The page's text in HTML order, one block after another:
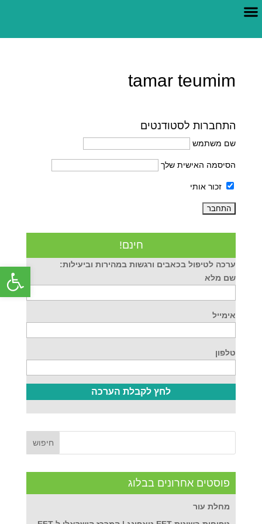
פתח
tamar teumim
התחברות לסטודנטים
שם משתמש
הסיסמה האישית שלך
זכור אותי
חינם!
ערכה לטיפול בכאבים ורגשות במהירות וביעילות:
שם מלא
אימייל
טלפון
פוסטים אחרונים בבלוג
מחלת עור